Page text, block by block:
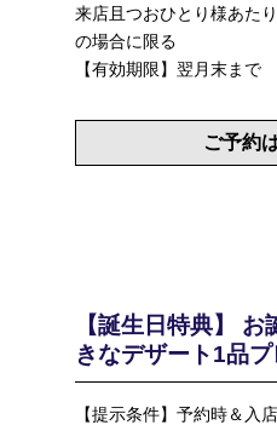
来店且つおひとり様あた
の場合に限る
【有効期限】翌月末まで
ご予約
【誕生日特典】
きなデザート1品
【提示条件】予約時＆入